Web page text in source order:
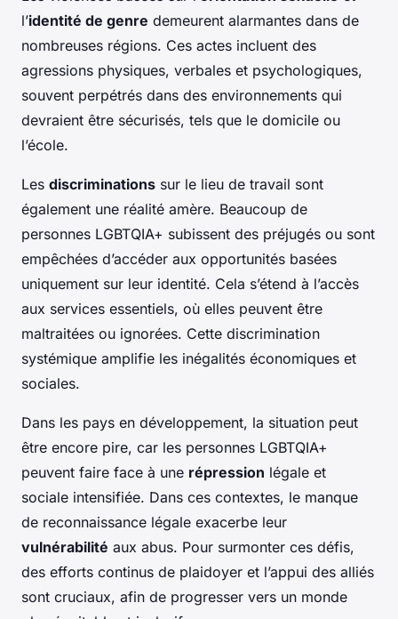
l’identité de genre demeurent alarmantes dans de
nombreuses régions. Ces actes incluent des
agressions physiques, verbales et psychologiques,
souvent perpétrés dans des environnements qui
devraient être sécurisés, tels que le domicile ou
l’école.
Les discriminations sur le lieu de travail sont
également une réalité amère. Beaucoup de
personnes LGBTQIA+ subissent des préjugés ou sont
empêchées d’accéder aux opportunités basées
uniquement sur leur identité. Cela s’étend à l’accès
aux services essentiels, où elles peuvent être
maltraitées ou ignorées. Cette discrimination
systémique amplifie les inégalités économiques et
sociales.
Dans les pays en développement, la situation peut
être encore pire, car les personnes LGBTQIA+
peuvent faire face à une répression légale et
sociale intensifiée. Dans ces contextes, le manque
de reconnaissance légale exacerbe leur
vulnérabilité aux abus. Pour surmonter ces défis,
des efforts continus de plaidoyer et l’appui des alliés
sont cruciaux, afin de progresser vers un monde